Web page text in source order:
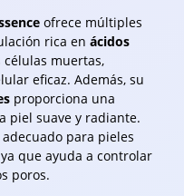
ofrece múltiples
rica en ácidos
muertas,
eficaz. Además, su
proporciona una
piel suave y radiante.
para pieles
que ayuda a controlar
poros.